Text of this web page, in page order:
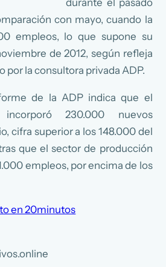
con mayo, cuando la
empleos, lo que supone su
de 2012, según refleja
por la consultora privada ADP.
de la ADP indica que el
230.000 nuevos
cifra superior a los 148.000 del
que el sector de producción
empleos, por encima de los
en 20minutos